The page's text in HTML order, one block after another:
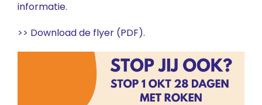
informatie.
>> Download de flyer (PDF).